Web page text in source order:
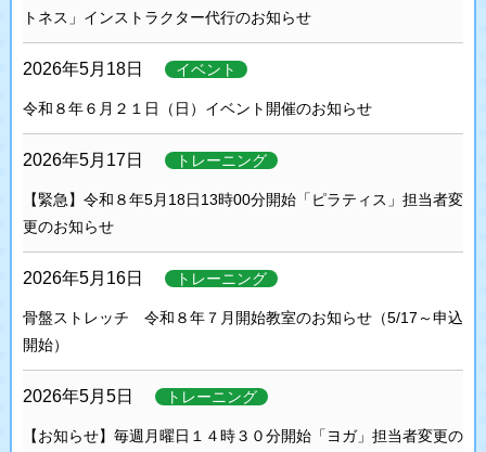
トネス」インストラクター代行のお知らせ
2026年5月18日 イベント
令和８年６月２１日（日）イベント開催のお知らせ
2026年5月17日 トレーニング
【緊急】令和８年5月18日13時00分開始「ピラティス」担当者変
更のお知らせ
2026年5月16日 トレーニング
骨盤ストレッチ 令和８年７月開始教室のお知らせ（5/17～申込
開始）
2026年5月5日 トレーニング
【お知らせ】毎週月曜日１４時３０分開始「ヨガ」担当者変更の